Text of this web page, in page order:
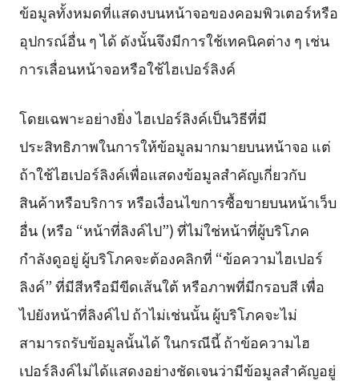
ข้อมูลทั้งหมดที่แสดงบนหน้าจอของคอมพิวเตอร์หรือ
อุปกรณ์อื่น ๆ ได้ ดังนั้นจึงมีการใช้เทคนิคต่าง ๆ เช่น
การเลื่อนหน้าจอหรือใช้ไฮเปอร์ลิงค์
โดยเฉพาะอย่างยิ่ง ไฮเปอร์ลิงค์เป็นวิธีที่มี
ประสิทธิภาพในการให้ข้อมูลมากมายบนหน้าจอ แต่
ถ้าใช้ไฮเปอร์ลิงค์เพื่อแสดงข้อมูลสำคัญเกี่ยวกับ
สินค้าหรือบริการ หรือเงื่อนไขการซื้อขายบนหน้าเว็บ
อื่น (หรือ “หน้าที่ลิงค์ไป”) ที่ไม่ใช่หน้าที่ผู้บริโภค
กำลังดูอยู่ ผู้บริโภคจะต้องคลิกที่ “ข้อความไฮเปอร์
ลิงค์” ที่มีสีหรือมีขีดเส้นใต้ หรือภาพที่มีกรอบสี เพื่อ
ไปยังหน้าที่ลิงค์ไป ถ้าไม่เช่นนั้น ผู้บริโภคจะไม่
สามารถรับข้อมูลนั้นได้ ในกรณีนี้ ถ้าข้อความไฮ
เปอร์ลิงค์ไม่ได้แสดงอย่างชัดเจนว่ามีข้อมูลสำคัญอยู่